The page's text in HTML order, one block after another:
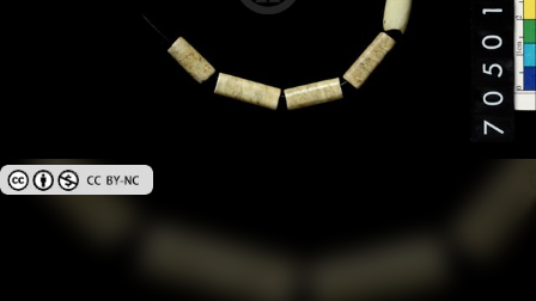
創用CC姓名標示-非商業性 3.0 台灣及其後版本(CC BY-NC 3.0 TW +)